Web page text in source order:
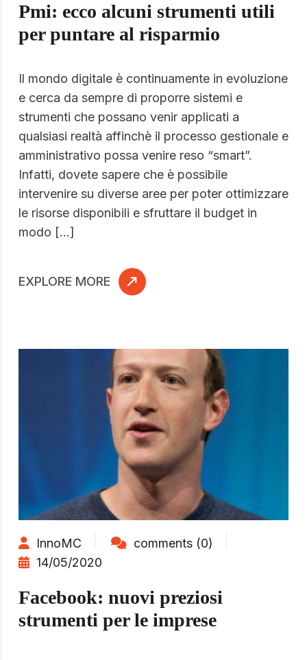
Pmi: ecco alcuni strumenti utili
per puntare al risparmio
Il mondo digitale è continuamente in evoluzione
e cerca da sempre di proporre sistemi e
strumenti che possano venir applicati a
qualsiasi realtà affinchè il processo gestionale e
amministrativo possa venire reso “smart”.
Infatti, dovete sapere che è possibile
intervenire su diverse aree per poter ottimizzare
le risorse disponibili e sfruttare il budget in
modo […]
EXPLORE MORE
InnoMC
comments (0)
14/05/2020
Facebook: nuovi preziosi
strumenti per le imprese